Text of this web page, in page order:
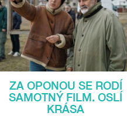
ZA OPONOU SE RODÍ
SAMOTNÝ FILM. OSLÍ
KRÁSA